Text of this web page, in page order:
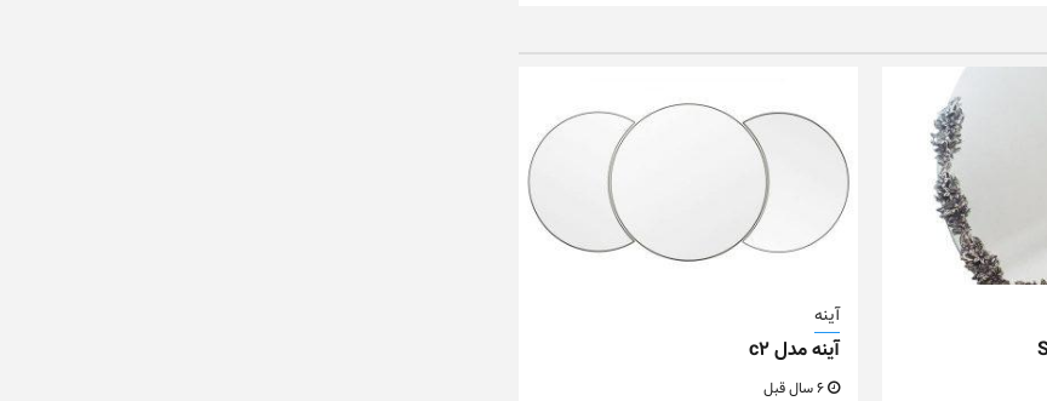
آینه
آینه مدل c2
6 سال قبل